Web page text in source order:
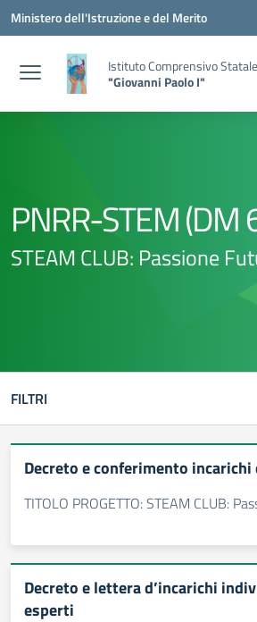
Vai ai contenuti
Vai al menu di navigazione
Vai al footer
Ministero dell'Istruzione e del Merito
Istituto Comprensivo Statale
"Giovanni Paolo I"
PNRR-STEM
STEAM CLUB: Passione
FILTRI
Decreto e conferimento
TITOLO PROGETTO: STEAM CLUB:
Decreto e lettera d’incarichi
esperti